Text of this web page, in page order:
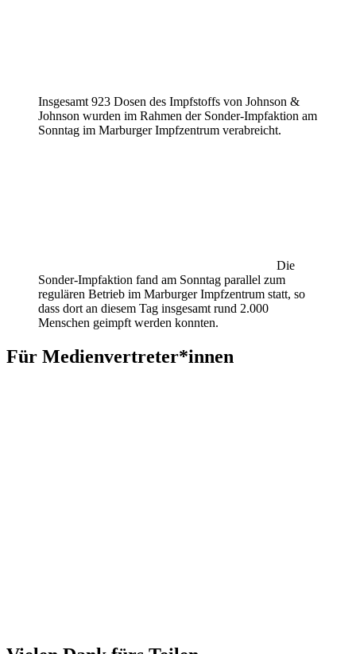
Insgesamt 923 Dosen des Impfstoffs von Johnson &
Johnson wurden im Rahmen der Sonder-Impfaktion am
Sonntag im Marburger Impfzentrum verabreicht.
Die
Sonder-Impfaktion fand am Sonntag parallel zum
regulären Betrieb im Marburger Impfzentrum statt, so
dass dort an diesem Tag insgesamt rund 2.000
Menschen geimpft werden konnten.
Für Medienvertreter*innen